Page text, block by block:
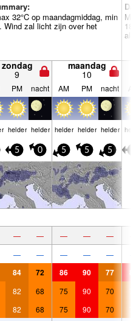
32°C op maandagmiddag, min
Wind zal licht zijn over het
zondag
9
maandag
10
PM nacht AM PM nacht
helder helder helder helder helder
5 0 5 5 5
— — — — —
— — — — —
84 72 86 90 77
82 68 75 90 70
82 68 75 90 70